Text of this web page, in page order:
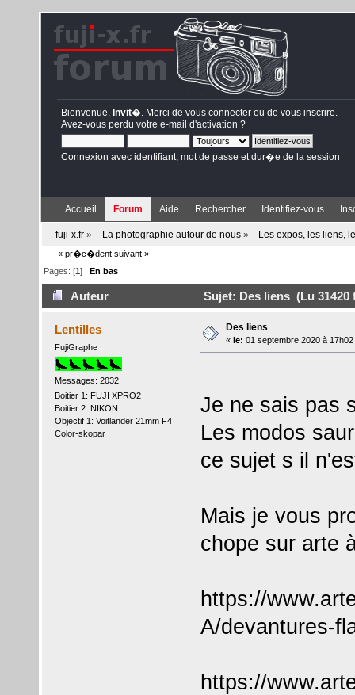
Bienvenue, Invit� . Merci de vous connecter ou de vous inscrire
Avez-vous perdu votre e-mail d'activation ?
Connexion avec identifiant, mot de passe et dur�e de la session
Accueil Forum Aide Rechercher Identifiez-vous
fuji-x.fr » La photographie autour de nous» Les expos, les liens,
« pr�c�dent suivant »
Pages: [1] En bas
Auteur Sujet: Des liens (Lu 31420
Lentilles
FujiGraphe
Messages: 2032
Boitier 1: FUJI XPRO2
Boitier 2: NIKON
Objectif 1: Voitländer 21mm F4
Color-skopar
Des liens
« le: 01 septembre 2020 à 17h02
Je ne sais pas
Les modos
ce sujet s il
Mais je vous
chope sur arte
https://
A/devantures-
https://